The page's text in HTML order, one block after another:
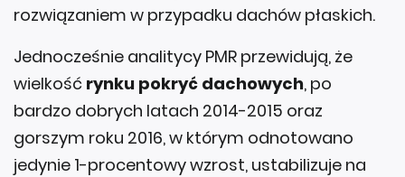
rozwiązaniem w przypadku dachów płaskich.
Jednocześnie analitycy PMR przewidują, że
wielkość rynku pokryć dachowych, po
bardzo dobrych latach 2014-2015 oraz
gorszym roku 2016, w którym odnotowano
jedynie 1-procentowy wzrost, ustabilizuje na